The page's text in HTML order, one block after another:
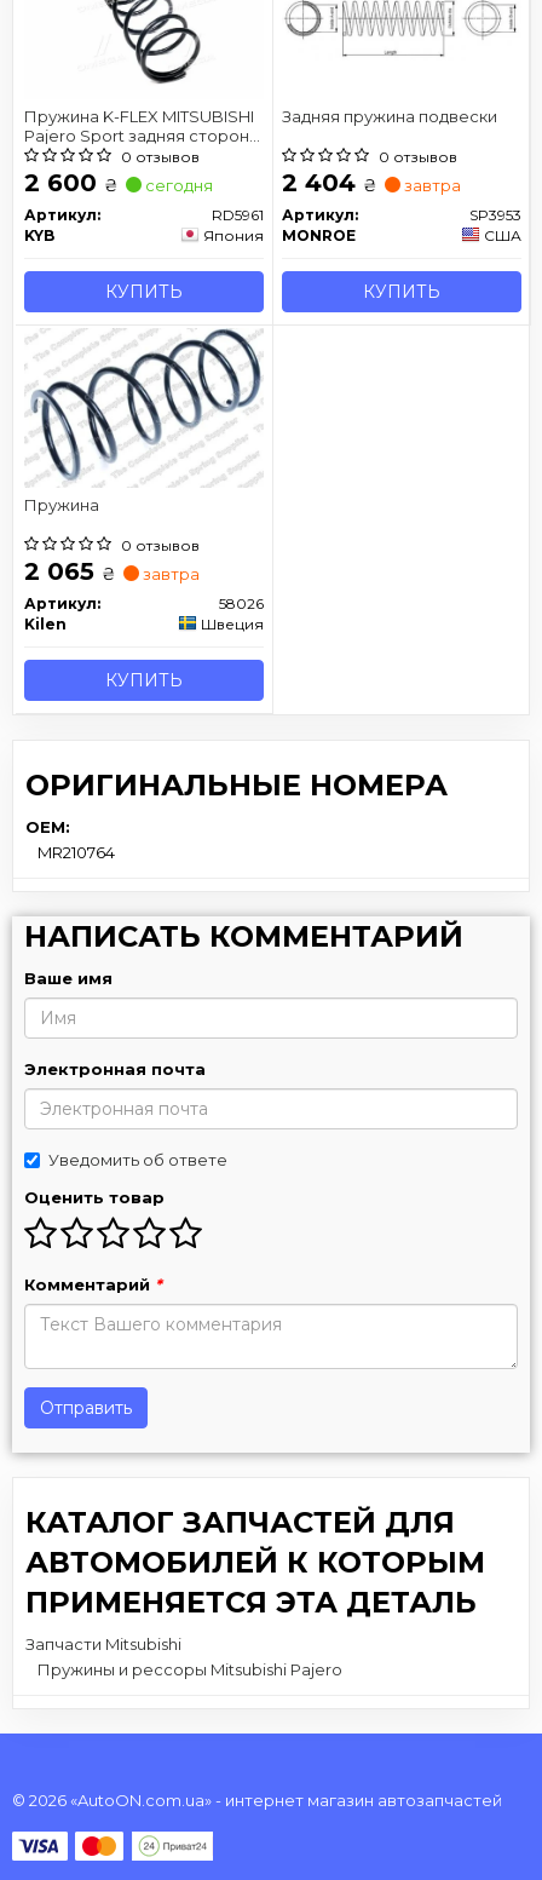
Пружина K-FLEX MITSUBISHI
Pajero Sport задняя сторона
98 -
0 отзывов
2 600 ₴ сегодня
Артикул:
RD5961
KYB
Япония
КУПИТЬ
Задняя пружина подвески
0 отзывов
2 404 ₴ завтра
Артикул:
SP3953
MONROE
США
КУПИТЬ
Пружина
0 отзывов
2 065 ₴ завтра
Артикул:
58026
Kilen
Швеция
КУПИТЬ
ОРИГИНАЛЬНЫЕ НОМЕРА
OEM:
MR210764
НАПИСАТЬ КОММЕНТАРИЙ
Ваше имя
Электронная почта
Уведомить об ответе
Оценить товар
Комментарий *
Отправить
КАТАЛОГ ЗАПЧАСТЕЙ ДЛЯ
АВТОМОБИЛЕЙ К КОТОРЫМ
ПРИМЕНЯЕТСЯ ЭТА ДЕТАЛЬ
Запчасти Mitsubishi
Пружины и рессоры Mitsubishi Pajero
© 2026 «AutoON.com.ua» - интернет магазин автозапчастей